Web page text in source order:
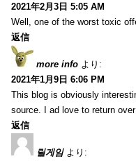
2021年2月3日 5:05 AM
Well, one of the worst toxic
返信
more info より:
2021年1月9日 6:06 PM
This blog is obviously
source. I ad love to return
返信
릴게임 より: